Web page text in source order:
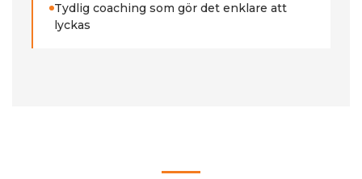
Tydlig coaching som gör det enklare att
lyckas